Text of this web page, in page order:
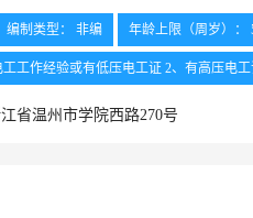
编制类型： 非编 年龄上限（周岁）：
工作经验或有低压电工证 2、有高压电
省温州市学院西路270号